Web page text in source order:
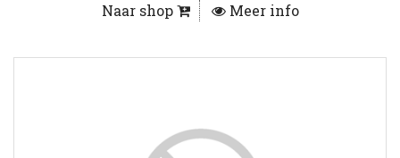
Naar shop Meer info